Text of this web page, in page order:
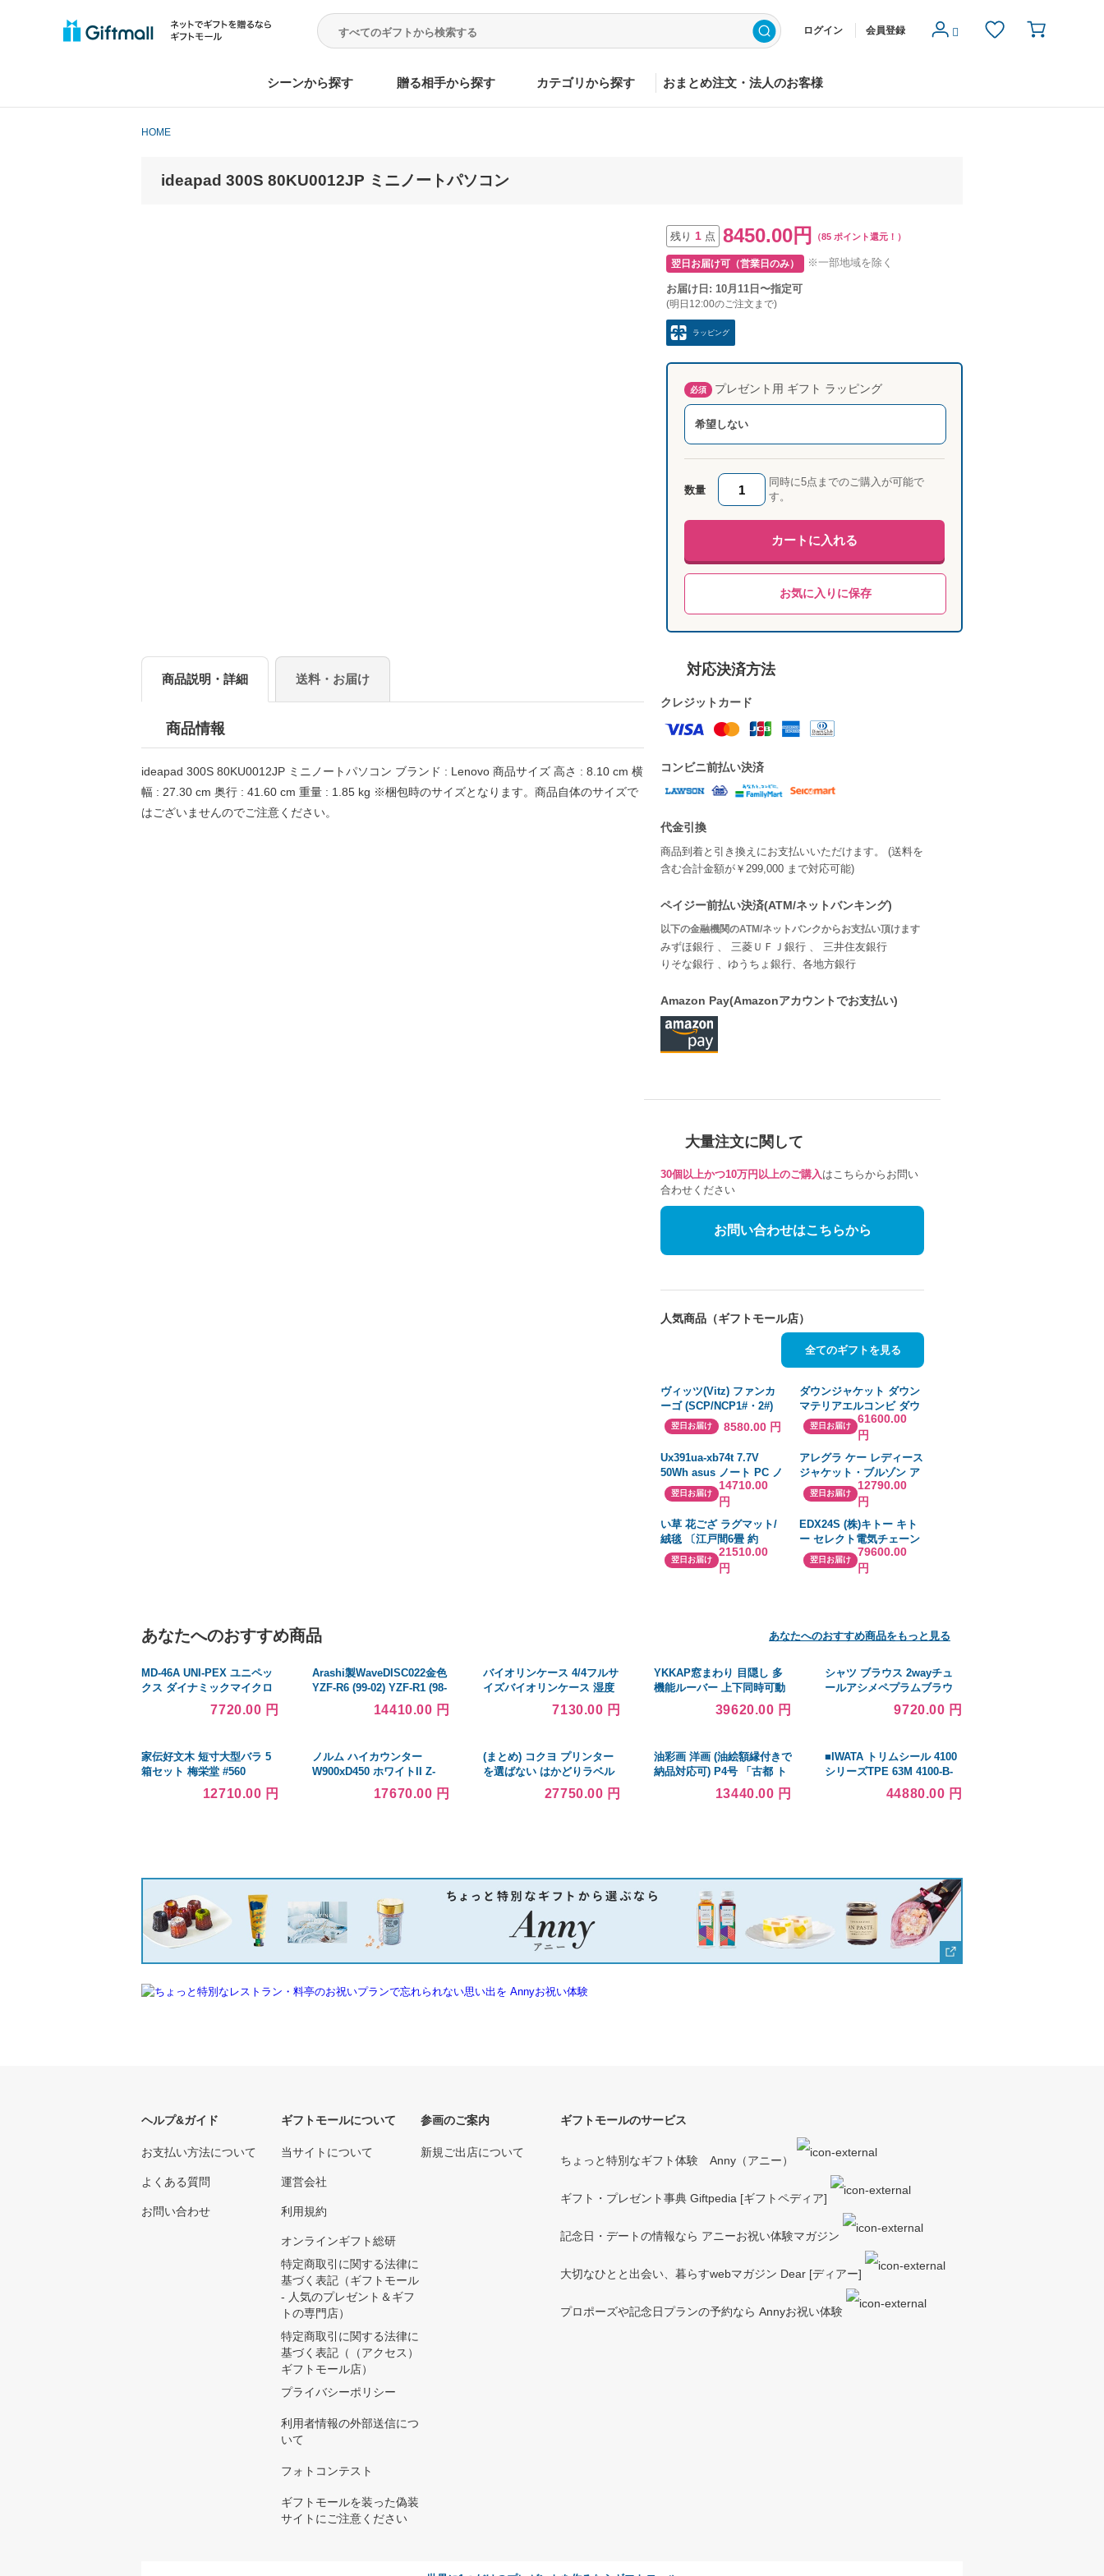
ログイン 会員登録
シーンから探す 贈る相手から探す カテゴリから探す おまとめ注文・法人のお客様
HOME
ideapad 300S 80KU0012JP ミニノートパソコン
商品説明・詳細 送料・お届け
商品情報
ideapad 300S 80KU0012JP ミニノートパソコン ブランド : Lenovo 商品サイズ 高さ : 8.10 cm 横
幅 : 27.30 cm 奥行 : 41.60 cm 重量 : 1.85 kg ※梱包時のサイズとなります。商品自体のサイズで
はございませんのでご注意ください。
残り 1 点 8450.00円 （85 ポイント還元！）
翌日お届け可（営業日のみ） ※一部地域を除く
お届け日: 10月11日〜指定可
(明日12:00のご注文まで)
ラッピング
必須 プレゼント用 ギフト ラッピング
希望しない
数量
同時に5点までのご購入が可能で
す。
カートに入れる
お気に入りに保存
対応決済方法
クレジットカード
コンビニ前払い決済
代金引換
商品到着と引き換えにお支払いいただけます。 (送料を
含む合計金額が￥299,000 まで対応可能)
ペイジー前払い決済(ATM/ネットバンキング)
以下の金融機関のATM/ネットバンクからお支払い頂けます
みずほ銀行 、 三菱ＵＦＪ銀行 、 三井住友銀行
りそな銀行 、ゆうちょ銀行、各地方銀行
Amazon Pay(Amazonアカウントでお支払い)
大量注文に関して
30個以上かつ10万円以上のご購入 はこちらからお問い
合わせください
お問い合わせはこちらから
人気商品（ギフトモール店）
全てのギフトを見る
ヴィッツ(Vitz) ファンカ
ーゴ (SCP/NCP1#・2#)
純国産 サイドテーブル
(トヨタ)
翌日お届け 8580.00 円
ダウンジャケット ダウン
マテリアエルコンビ ダウ
ンジャケット MSPN2115
メンズ
翌日お届け
61600.00
円
Ux391ua-xb74t 7.7V
50Wh asus ノート PC ノ
ートパソコン 純正 交換用
バッテリー
翌日お届け
14710.00
円
アレグラ ケー レディース
ジャケット・ブルゾン ア
ウター Women's
Lightweight Stand
Collar Zip Up Biker
Moto Jacket
翌日お届け
12790.00
円
い草 花ござ ラグマット/
絨毯 〔江戸間6畳 約
261×352cm ベージュ〕
日本製 抗菌 防臭 消臭 調
翌日お届け
21510.00
円
EDX24S (株)キトー キト
ー セレクト電気チェーン
ブロック1速 単相200V
240kg（S）x3m HD
翌日お届け
79600.00
円
あなたへのおすすめ商品 あなたへのおすすめ商品をもっと見る
MD-46A UNI-PEX ユニペッ
クス ダイナミックマイクロ
ホン ハンドタイプ （車載・
呼出放送用） [ MD46A ]
7720.00 円
Arashi製WaveDISC022金色
YZF-R6 (99-02) YZF-R1 (98-
03) XJR1300 (00-06) V-
MAX1200 TMAX500 T-
14410.00 円
バイオリンケース 4/4フルサ
イズバイオリンケース 湿度
計付き 超軽量 炭素繊維 耐久
性 ハンドル アクセサリーバ
7130.00 円
YKKAP窓まわり 目隠し 多
機能ルーバー 上下同時可動
タイプ[引き違い窓用] 四方枠
[網戸付]：[幅830mm×高
39620.00 円
シャツ ブラウス 2wayチュ
ールアシメペプラムブラウ
9720.00 円
家伝好文木 短寸大型バラ 5
箱セット 梅栄堂 #560
12710.00 円
ノルム ハイカウンター
W900xD450 ホワイトII Z-
SHHC-900WH2
17670.00 円
(まとめ) コクヨ プリンター
を選ばない はかどりラベル
A4 ノーカット KPC-E101-
100N 1冊(100シート) 〔×5セ
27750.00 円
油彩画 洋画 (油絵額縁付きで
納品対応可) P4号 「古都 ト
リノの街」 中島 達幸
13440.00 円
■IWATA トリムシール 4100
シリーズTPE 63M 4100-B-
3X32CT-L63(2224989)[法
人・事業所限定][外直送元]
44880.00 円
ヘルプ&ガイド
お支払い方法について
よくある質問
お問い合わせ
ギフトモールについて
当サイトについて
運営会社
利用規約
オンラインギフト総研
特定商取引に関する法律に
基づく表記（ギフトモール
- 人気のプレゼント＆ギフ
トの専門店）
特定商取引に関する法律に
基づく表記（（アクセス）
ギフトモール店）
プライバシーポリシー
利用者情報の外部送信につ
いて
フォトコンテスト
ギフトモールを装った偽装
サイトにご注意ください
参画のご案内
新規ご出店について
ギフトモールのサービス
ちょっと特別なギフト体験 Anny（アニー）
ギフト・プレゼント事典 Giftpedia [ギフトペディア]
記念日・デートの情報なら アニーお祝い体験マガジン
大切なひとと出会い、暮らすwebマガジン Dear [ディアー]
プロポーズや記念日プランの予約なら Annyお祝い体験